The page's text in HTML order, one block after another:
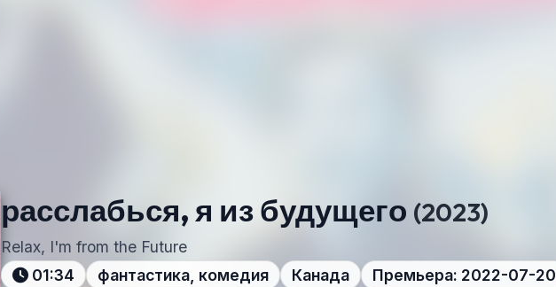
расслабься, я из будущего (2023)
Relax, I'm from the Future
01:34
фантастика, комедия Канада Премьера: 2022-07-20